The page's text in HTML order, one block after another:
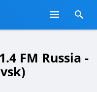
FM Russia -